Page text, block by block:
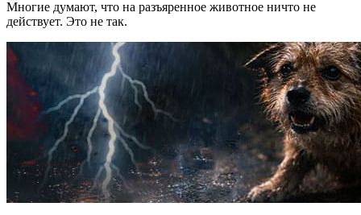
Многие думают, что на разъяренное животное ничто не
действует. Это не так.